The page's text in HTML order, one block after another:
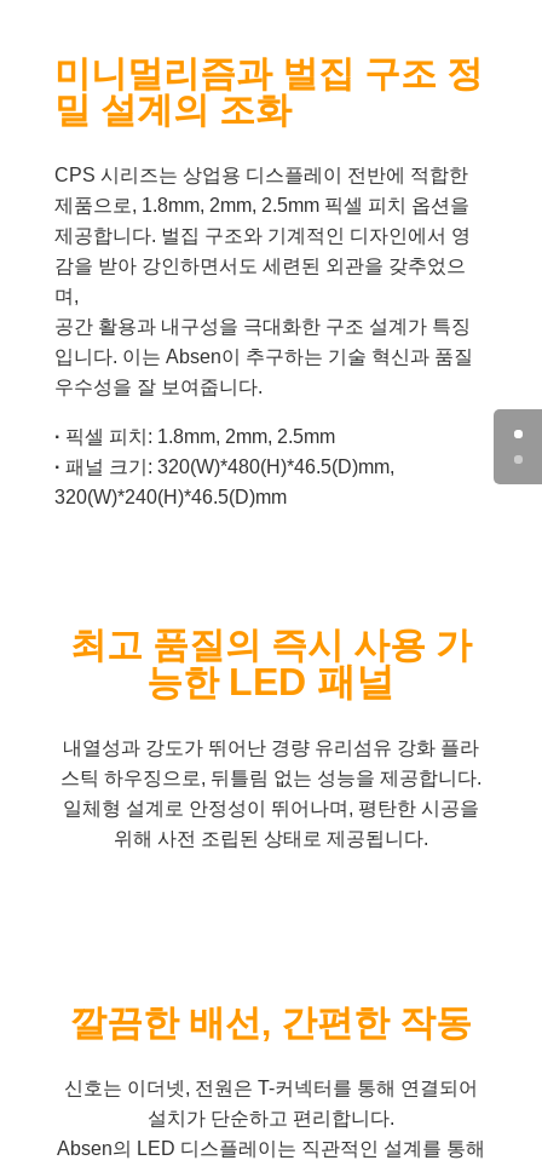
미니멀리즘과 벌집 구조 정
밀 설계의 조화
CPS 시리즈는 상업용 디스플레이 전반에 적합한
제품으로, 1.8mm, 2mm, 2.5mm 픽셀 피치 옵션을
제공합니다. 벌집 구조와 기계적인 디자인에서 영
감을 받아 강인하면서도 세련된 외관을 갖추었으
며,
공간 활용과 내구성을 극대화한 구조 설계가 특징
입니다. 이는 Absen이 추구하는 기술 혁신과 품질
우수성을 잘 보여줍니다.
· 픽셀 피치: 1.8mm, 2mm, 2.5mm
· 패널 크기: 320(W)*480(H)*46.5(D)mm,
320(W)*240(H)*46.5(D)mm
최고 품질의 즉시 사용 가
능한 LED 패널
내열성과 강도가 뛰어난 경량 유리섬유 강화 플라
스틱 하우징으로, 뒤틀림 없는 성능을 제공합니다.
일체형 설계로 안정성이 뛰어나며, 평탄한 시공을
위해 사전 조립된 상태로 제공됩니다.
깔끔한 배선, 간편한 작동
신호는 이더넷, 전원은 T-커넥터를 통해 연결되어
설치가 단순하고 편리합니다.
Absen의 LED 디스플레이는 직관적인 설계를 통해